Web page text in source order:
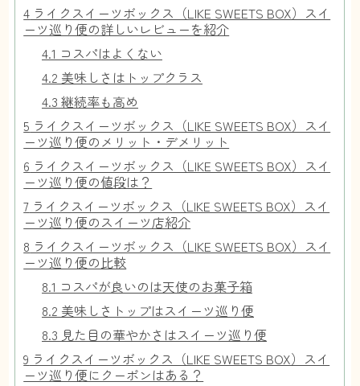
4 ライクスイーツボックス（LIKE SWEETS BOX）スイ
ーツ巡り便の詳しいレビューを紹介
4.1 コスパはよくない
4.2 美味しさはトップクラス
4.3 継続率も高め
5 ライクスイーツボックス（LIKE SWEETS BOX）スイ
ーツ巡り便のメリット・デメリット
6 ライクスイーツボックス（LIKE SWEETS BOX）スイ
ーツ巡り便の値段は？
7 ライクスイーツボックス（LIKE SWEETS BOX）スイ
ーツ巡り便のスイーツ店紹介
8 ライクスイーツボックス（LIKE SWEETS BOX）スイ
ーツ巡り便の比較
8.1 コスパが良いのは天使のお菓子箱
8.2 美味しさトップはスイーツ巡り便
8.3 見た目の華やかさはスイーツ巡り便
9 ライクスイーツボックス（LIKE SWEETS BOX）スイ
ーツ巡り便にクーポンはある？